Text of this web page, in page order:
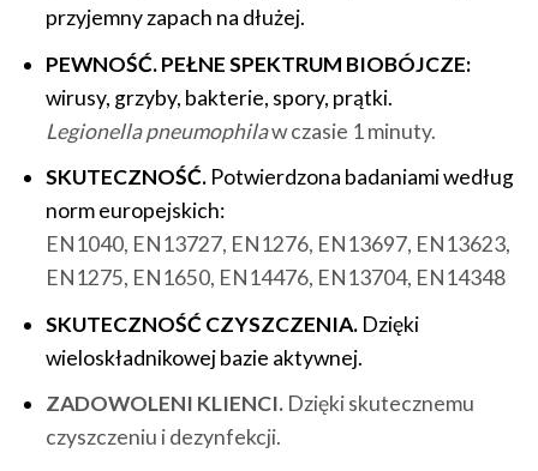
przyjemny zapach na dłużej.
PEWNOŚĆ. PEŁNE SPEKTRUM BIOBÓJCZE:
wirusy, grzyby, bakterie, spory, prątki.
Legionella pneumophilaw czasie 1 minuty.
SKUTECZNOŚĆ.Potwierdzona badaniami według
norm europejskich:
EN1040, EN13727, EN1276, EN13697, EN13623,
EN1275, EN1650, EN14476, EN13704, EN14348
SKUTECZNOŚĆ CZYSZCZENIA.Dzięki
wieloskładnikowej bazie aktywnej.
ZADOWOLENI KLIENCI.Dzięki skutecznemu
czyszczeniu i dezynfekcji.